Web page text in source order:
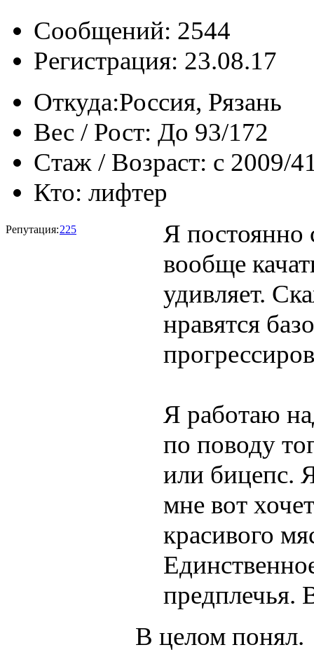
Сообщений: 2544
Регистрация: 23.08.17
Откуда:Россия, Рязань
Вес / Рост: До 93/172
Стаж / Возраст: с 2009/
Кто: лифтер
Репутация:225
Я постоянно
вообще
удивляет.
нравятся
Я работаю
по поводу
или бицепс.
мне вот
красивого
предплечья.
В целом понял.